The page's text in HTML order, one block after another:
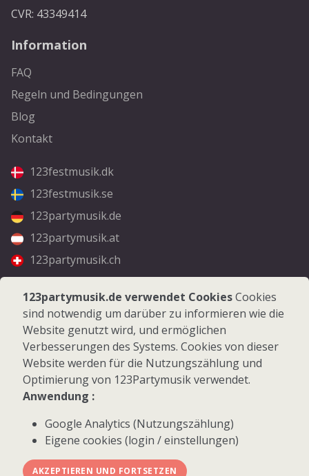
CVR: 43349414
Information
FAQ
Regeln und Bedingungen
Blog
Kontakt
123festmusik.dk
123festmusik.se
123partymusik.de
123partymusik.at
123partymusik.ch
Folgen Sie uns
Facebook
Instagram
© 2026 123Partymusik.de - Alle Rechte vorbehalten
123partymusik.de verwendet CookiesCookies
sind notwendig um darüber zu informieren wie die
Website genutzt wird, und ermöglichen
Verbesserungen des Systems. Cookies von dieser
Website werden für die Nutzungszählung und
Optimierung von 123Partymusik verwendet.
Anwendung :
Google Analytics (Nutzungszählung)
Eigene cookies (login / einstellungen)
AKZEPTIEREN UND FORTSETZEN